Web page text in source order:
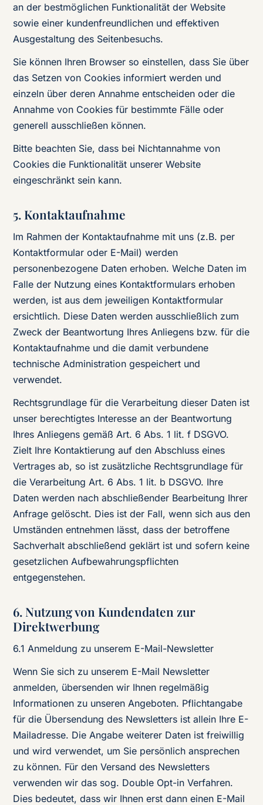
an der bestmöglichen Funktionalität der Website
sowie einer kundenfreundlichen und effektiven
Ausgestaltung des Seitenbesuchs.
Sie können Ihren Browser so einstellen, dass Sie über
das Setzen von Cookies informiert werden und
einzeln über deren Annahme entscheiden oder die
Annahme von Cookies für bestimmte Fälle oder
generell ausschließen können.
Bitte beachten Sie, dass bei Nichtannahme von
Cookies die Funktionalität unserer Website
eingeschränkt sein kann.
5. Kontaktaufnahme
Im Rahmen der Kontaktaufnahme mit uns (z.B. per
Kontaktformular oder E-Mail) werden
personenbezogene Daten erhoben. Welche Daten im
Falle der Nutzung eines Kontaktformulars erhoben
werden, ist aus dem jeweiligen Kontaktformular
ersichtlich. Diese Daten werden ausschließlich zum
Zweck der Beantwortung Ihres Anliegens bzw. für die
Kontaktaufnahme und die damit verbundene
technische Administration gespeichert und
verwendet.
Rechtsgrundlage für die Verarbeitung dieser Daten ist
unser berechtigtes Interesse an der Beantwortung
Ihres Anliegens gemäß Art. 6 Abs. 1 lit. f DSGVO.
Zielt Ihre Kontaktierung auf den Abschluss eines
Vertrages ab, so ist zusätzliche Rechtsgrundlage für
die Verarbeitung Art. 6 Abs. 1 lit. b DSGVO. Ihre
Daten werden nach abschließender Bearbeitung Ihrer
Anfrage gelöscht. Dies ist der Fall, wenn sich aus den
Umständen entnehmen lässt, dass der betroffene
Sachverhalt abschließend geklärt ist und sofern keine
gesetzlichen Aufbewahrungspflichten
entgegenstehen.
6. Nutzung von Kundendaten zur
Direktwerbung
6.1 Anmeldung zu unserem E-Mail-Newsletter
Wenn Sie sich zu unserem E-Mail Newsletter
anmelden, übersenden wir Ihnen regelmäßig
Informationen zu unseren Angeboten. Pflichtangabe
für die Übersendung des Newsletters ist allein Ihre E-
Mailadresse. Die Angabe weiterer Daten ist freiwillig
und wird verwendet, um Sie persönlich ansprechen
zu können. Für den Versand des Newsletters
verwenden wir das sog. Double Opt-in Verfahren.
Dies bedeutet, dass wir Ihnen erst dann einen E-Mail